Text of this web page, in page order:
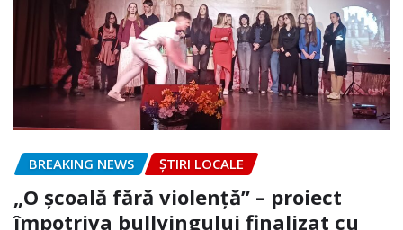
BREAKING NEWS ȘTIRI LOCALE
„O școală fără violență” – proiect
împotriva bullyingului finalizat cu